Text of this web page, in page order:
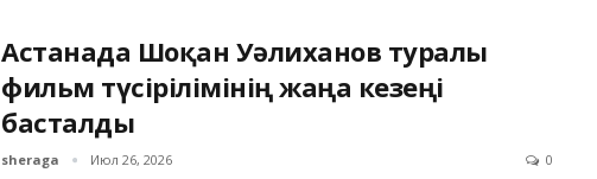
Астанада Шоқан Уәлиханов туралы
фильм түсірілімінің жаңа кезеңі
басталды
sheraga Июл 26, 2026 0